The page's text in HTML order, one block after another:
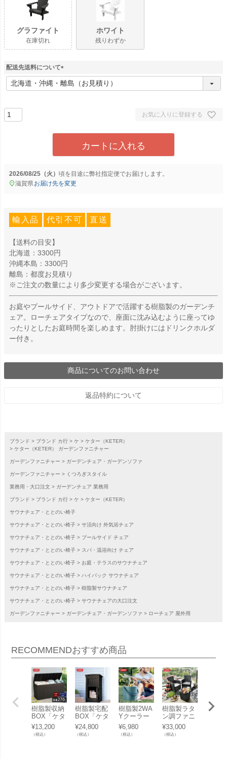
グラファイト
在庫切れ
ホワイト
残りわずか
配送先送料について
(
必
お気に入りに登録する
カートに入れる
2026/08/25（火） に弊社指定便でお届けします。
滋賀県お届け先を変更
輸入品 代引不可 直送
【送料の目安】
北海道：3300円
沖縄本島：3300円
離島：都度お見積り
※ご注文の数量により多少変更する場合がございます。
お庭やプールサイド、アウトドアで活躍する樹脂製のガーデンチ
ェア。ローチェアタイプなので、座面に沈み込むように座ってゆ
ったりとしたお庭時間を楽しめます。肘掛けにはドリンクホルダ
ー付き。
商品についてのお問い合わせ
返品特約について
ブランド ブランド カ行 ケ
ケター（KETER）
ケター（KETER） ガーデンファニチャー
ガーデンファニチャー ガーデンチェア・ガーデンソファ
ガーデンファニチャー くつろぎスタイル
業務用・大口注文 ガーデンチェア 業務用
ブランド ブランド カ行 ケ ケター（KETER）
サウナチェア・ととのい椅子
サウナチェア・ととのい椅子 サ活向け 外気浴チェア
サウナチェア・ととのい椅子 プールサイド チェア
サウナチェア・ととのい椅子 スパ・温浴向け チェア
サウナチェア・ととのい椅子 お庭・テラスのサウナチェア
サウナチェア・ととのい椅子 ハイバック サウナチェア
サウナチェア・ととのい椅子 樹脂製サウナチェア
サウナチェア・ととのい椅子 サウナチェアの大口注文
ガーデンファニチャー ガーデンチェア・ガーデンソファ ローチェア 屋外用
RECOMMENDおすすめ商品
樹脂製収納
BOX「ケタ
ー （KETE
R） コンフ
ィ ガーデン
¥13,200
（税込）
樹脂製宅配
BOX「ケタ
ー （KETE
R） パーセ
ルボックス
¥24,800
（税込）
樹脂製2WA
Yクーラー
ボックス
「ケター
（KETER）
¥6,980
（税込）
樹脂製ラタ
ン調ファニ
チャー「ケ
ター （KET
ER） アイ
¥33,000
（税込）
ガー